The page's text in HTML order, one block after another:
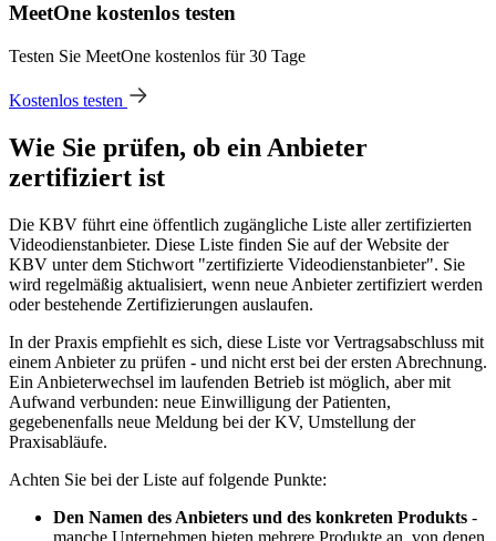
MeetOne kostenlos testen
Testen Sie MeetOne kostenlos für 30 Tage
Kostenlos testen
Wie Sie prüfen, ob ein Anbieter
zertifiziert ist
Die KBV führt eine öffentlich zugängliche Liste aller zertifizierten
Videodienstanbieter. Diese Liste finden Sie auf der Website der
KBV unter dem Stichwort "zertifizierte Videodienstanbieter". Sie
wird regelmäßig aktualisiert, wenn neue Anbieter zertifiziert werden
oder bestehende Zertifizierungen auslaufen.
In der Praxis empfiehlt es sich, diese Liste vor Vertragsabschluss mit
einem Anbieter zu prüfen - und nicht erst bei der ersten Abrechnung.
Ein Anbieterwechsel im laufenden Betrieb ist möglich, aber mit
Aufwand verbunden: neue Einwilligung der Patienten,
gegebenenfalls neue Meldung bei der KV, Umstellung der
Praxisabläufe.
Achten Sie bei der Liste auf folgende Punkte:
Den Namen des Anbieters und des konkreten Produkts -
manche Unternehmen bieten mehrere Produkte an, von denen